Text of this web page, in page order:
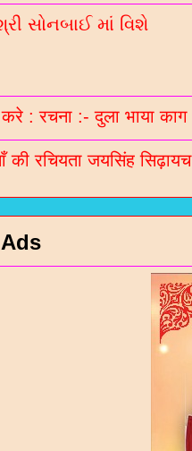
સોનબાઈ માં વિશે
: रचना :- दुला भाया काग
की रचियता जयसिंह सिढ़ायच